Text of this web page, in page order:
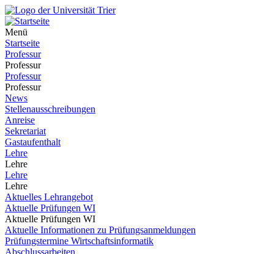
Menü
Startseite
Professur
Professur
Professur
Professur
News
Stellenausschreibungen
Anreise
Sekretariat
Gastaufenthalt
Lehre
Lehre
Lehre
Lehre
Aktuelles Lehrangebot
Aktuelle Prüfungen WI
Aktuelle Prüfungen WI
Aktuelle Informationen zu Prüfungsanmeldungen
Prüfungstermine Wirtschaftsinformatik
Abschlussarbeiten